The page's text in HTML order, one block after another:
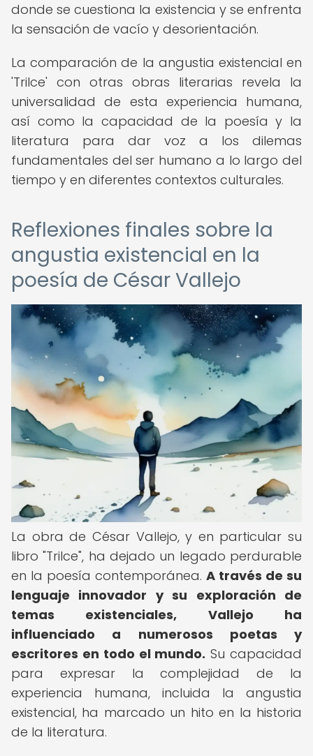
donde se cuestiona la existencia y se enfrenta
la sensación de vacío y desorientación.
La comparación de la angustia existencial en
'Trilce' con otras obras literarias revela la
universalidad de esta experiencia humana,
así como la capacidad de la poesía y la
literatura para dar voz a los dilemas
fundamentales del ser humano a lo largo del
tiempo y en diferentes contextos culturales.
Reflexiones finales sobre la
angustia existencial en la
poesía de César Vallejo
La obra de César Vallejo, y en particular su
libro "Trilce", ha dejado un legado perdurable
en la poesía contemporánea. A través de su
lenguaje innovador y su exploración de
temas existenciales, Vallejo ha
influenciado a numerosos poetas y
escritores en todo el mundo. Su capacidad
para expresar la complejidad de la
experiencia humana, incluida la angustia
existencial, ha marcado un hito en la historia
de la literatura.